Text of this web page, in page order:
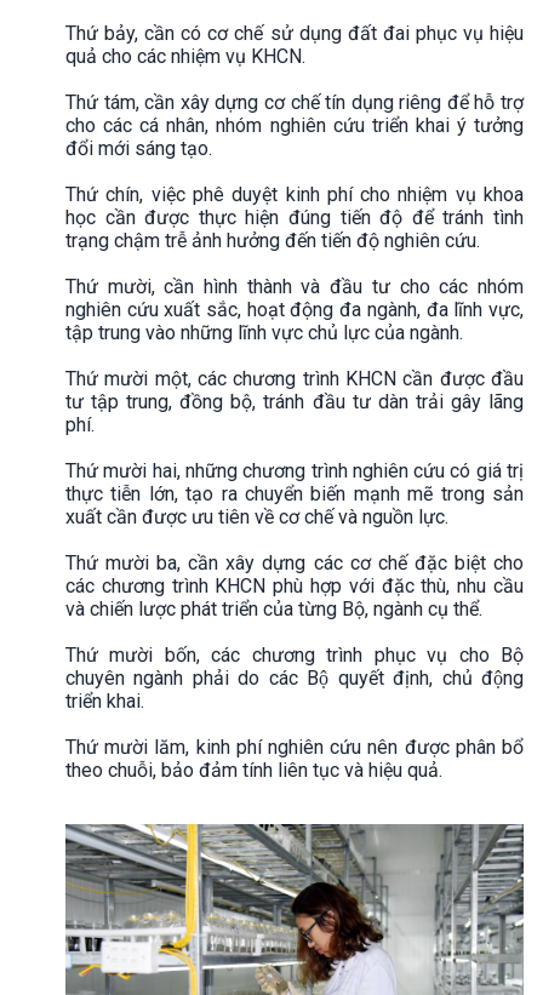
Thứ bảy, cần có cơ chế sử dụng đất đai phục vụ hiệu
quả cho các nhiệm vụ KHCN.
Thứ tám, cần xây dựng cơ chế tín dụng riêng để hỗ trợ
cho các cá nhân, nhóm nghiên cứu triển khai ý tưởng
đổi mới sáng tạo.
Thứ chín, việc phê duyệt kinh phí cho nhiệm vụ khoa
học cần được thực hiện đúng tiến độ để tránh tình
trạng chậm trễ ảnh hưởng đến tiến độ nghiên cứu.
Thứ mười, cần hình thành và đầu tư cho các nhóm
nghiên cứu xuất sắc, hoạt động đa ngành, đa lĩnh vực,
tập trung vào những lĩnh vực chủ lực của ngành.
Thứ mười một, các chương trình KHCN cần được đầu
tư tập trung, đồng bộ, tránh đầu tư dàn trải gây lãng
phí.
Thứ mười hai, những chương trình nghiên cứu có giá trị
thực tiễn lớn, tạo ra chuyển biến mạnh mẽ trong sản
xuất cần được ưu tiên về cơ chế và nguồn lực.
Thứ mười ba, cần xây dựng các cơ chế đặc biệt cho
các chương trình KHCN phù hợp với đặc thù, nhu cầu
và chiến lược phát triển của từng Bộ, ngành cụ thể.
Thứ mười bốn, các chương trình phục vụ cho Bộ
chuyên ngành phải do các Bộ quyết định, chủ động
triển khai.
Thứ mười lăm, kinh phí nghiên cứu nên được phân bổ
theo chuỗi, bảo đảm tính liên tục và hiệu quả.